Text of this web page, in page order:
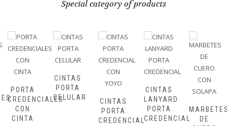
Special category of products
PORTA
CELULAR
CINTAS
CREDENCIAL
LANYARD
PORTA
CREDENCIAL
MARBETES
DE
YOYOS